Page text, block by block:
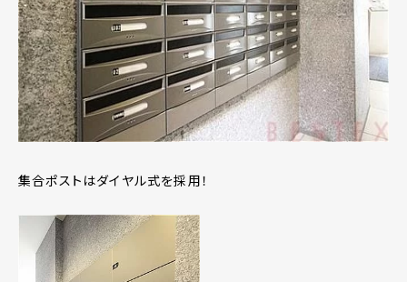
集合ポストはダイヤル式を採用！